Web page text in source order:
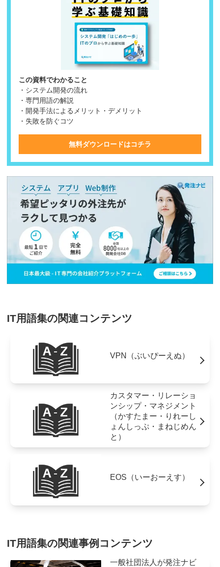
この資料でわかること
・システム開発の流れ
・専門用語の解説
・開発手法によるメリット・デメリット
・失敗を防ぐコツ
無料ダウンロードはコチラ
IT用語集の関連コンテンツ
VPN（ぶいぴーえぬ）
カスタマー・リレーショ
ンシップ・マネジメント
（かすたまー・りれーし
ょんしっぷ・まねじめん
と）
EOS（いーおーえす）
IT用語集の関連事例コンテンツ
一般社団法人が発注ナビ